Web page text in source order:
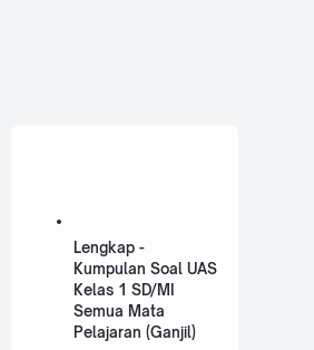
Lengkap -
Kumpulan Soal UAS
Kelas 1 SD/MI
Semua Mata
Pelajaran (Ganjil)